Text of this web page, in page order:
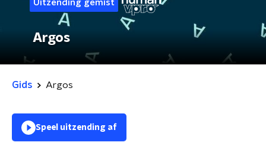
Uitzending gemist
Argos
Gids Argos
Speel uitzending af